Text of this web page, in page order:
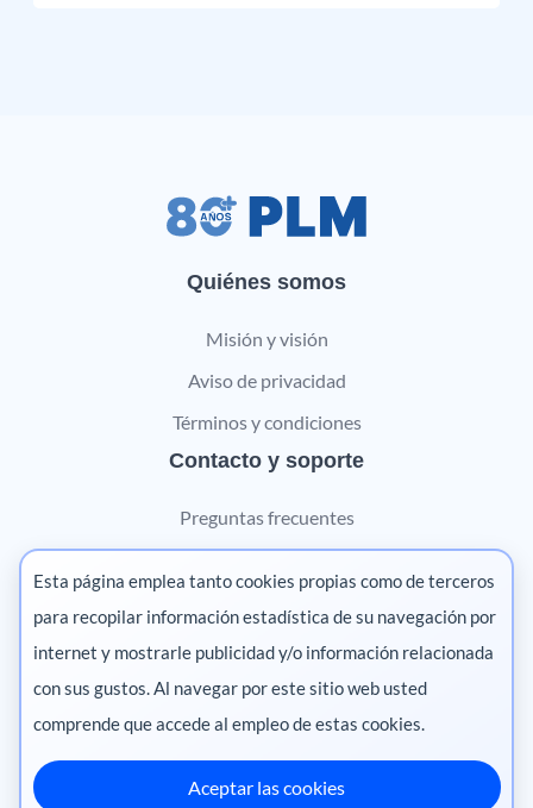
Quiénes somos
Misión y visión
Aviso de privacidad
Términos y condiciones
Contacto y soporte
Preguntas frecuentes
Contáctanos
Marketing digital
Pharma
México ·
Esta página emplea tanto cookies propias como de terceros
para recopilar información estadística de su navegación por
internet y mostrarle publicidad y/o información relacionada
con sus gustos. Al navegar por este sitio web usted
comprende que accede al empleo de estas cookies.
Aceptar las cookies